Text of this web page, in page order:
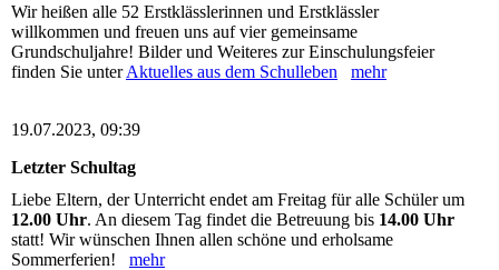
Wir heißen alle 52 Erstklässlerinnen und Erstklässler
willkommen und freuen uns auf vier gemeinsame
Grundschuljahre! Bilder und Weiteres zur Einschulungsfeier
finden Sie unterAktuelles aus dem Schulleben mehr
19.07.2023, 09:39
Letzter Schultag
Liebe Eltern, der Unterricht endet am Freitag für alle Schüler um
12.00 Uhr. An diesem Tag findet die Betreuung bis 14.00 Uhr
statt! Wir wünschen Ihnen allen schöne und erholsame
Sommerferien! mehr